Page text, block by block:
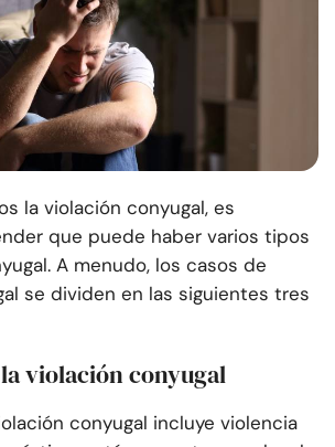
la violación conyugal, es
que puede haber varios tipos
A menudo, los casos de
se dividen en las siguientes tres
violación conyugal
conyugal incluye violencia